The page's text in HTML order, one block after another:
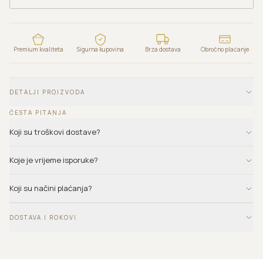
Premium kvaliteta Sigurna kupovina Brza dostava Obročno plaćanje
DETALJI PROIZVODA
ČESTA PITANJA
Koji su troškovi dostave?
Koje je vrijeme isporuke?
Koji su načini plaćanja?
DOSTAVA I ROKOVI